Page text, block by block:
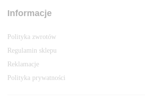
Informacje
Polityka zwrotów
Regulamin sklepu
Reklamacje
Polityka prywatności